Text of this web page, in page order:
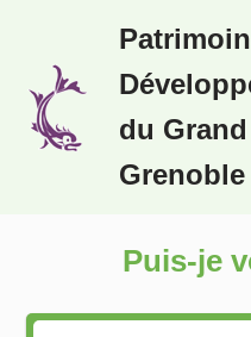
au
contenu
du Grand
Grenoble
Puis-je